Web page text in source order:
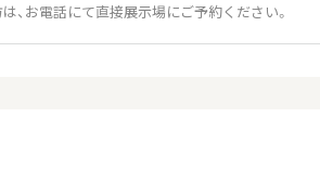
お電話にて直接展示場にご予約ください。